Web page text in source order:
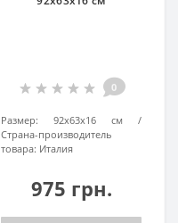
0
Размер:
92х63х16 см
Страна-производитель
товара: Италия
975 грн.